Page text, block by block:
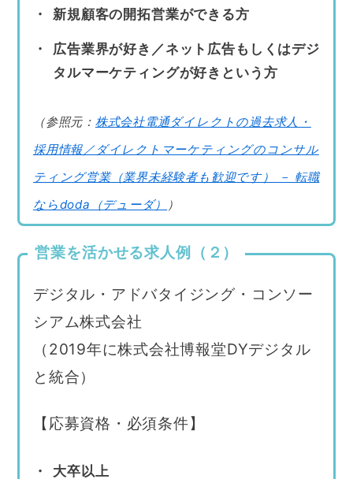
新規顧客の開拓営業ができる方
広告業界が好き／ネット広告もしくはデジ
タルマーケティングが好きという方
（参照元： 株式会社電通ダイレクトの過去求人・
採用情報／ダイレクトマーケティングのコンサル
ティング営業（業界未経験者も歓迎です） － 転職
ならdoda（デューダ）
）
営業を活かせる求人例（２）
デジタル・アドバタイジング・コンソー
シアム株式会社
（2019年に株式会社博報堂DYデジタル
と統合）
【応募資格・必須条件】
大卒以上